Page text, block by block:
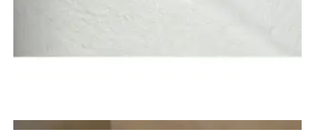
Vista rápida